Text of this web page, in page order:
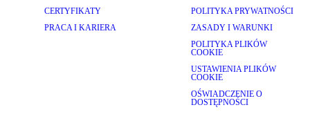
CERTYFIKATY
PRACA I KARIERA
POLITYKA PRYWATNOŚCI
ZASADY I WARUNKI
POLITYKA PLIKÓW
COOKIE
USTAWIENIA PLIKÓW
COOKIE
OŚWIADCZENIE O
DOSTĘPNOŚCI